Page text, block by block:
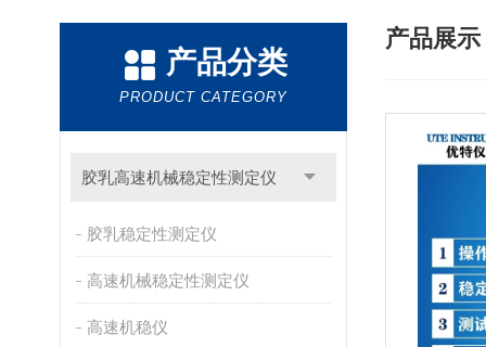
产品分类
PRODUCT CATEGORY
胶乳高速机械稳定性测定仪
胶乳稳定性测定仪
高速机械稳定性测定仪
高速机稳仪
产品展示